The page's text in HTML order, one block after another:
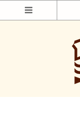
功能選單